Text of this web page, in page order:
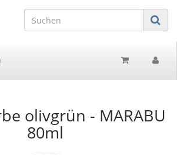
olivgrün - MARABU
80ml